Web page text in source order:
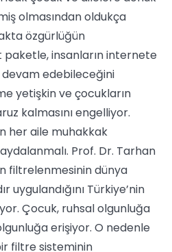
olmasından oldukça
özgürlüğün
paketle, insanların internete
edebileceğini
yetişkin ve çocukların
kalmasını engelliyor.
her aile muhakkak
Prof. Dr. Tarhan
filtrelenmesinin dünya
uygulandığını Türkiye’nin
Çocuk, ruhsal olgunluğa
erişiyor. O nedenle
filtre sisteminin